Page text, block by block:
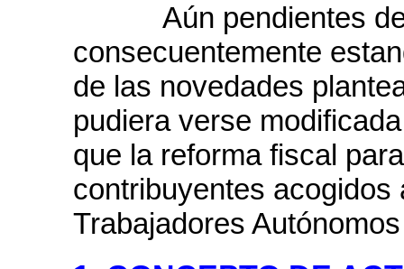
Aún pendientes de
consecuentemente
de las novedades
pudiera verse
que la reforma fiscal
contribuyentes
Trabajadores